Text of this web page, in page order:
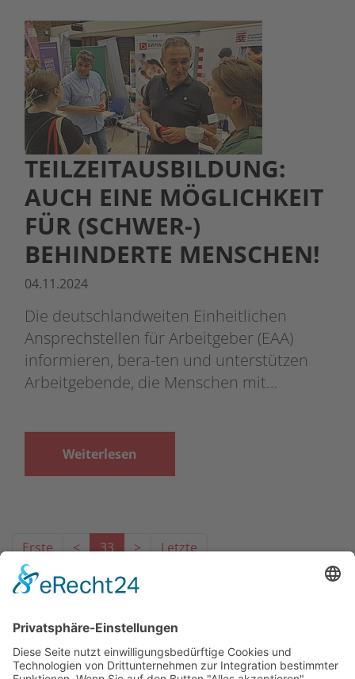
TEILZEITAUSBILDUNG:
AUCH EINE MÖGLICHKEIT
FÜR (SCHWER-)
BEHINDERTE MENSCHEN!
04.11.2024
Die deutschlandweiten Einheitlichen
Ansprechstellen für Arbeitgeber (EAA)
informieren, bera-ten und unterstützen
Arbeitgebende, die Menschen mit…
Weiterlesen
Erste < 33 > Letzte
Das Projekt zur Implementierung der Einheitlichen
Ansprechstellen für Arbeitgeber gemäß § 185a SGB IX in
Hessen wird gefördert aus Mitteln des LWV Hessen
Integrationsamtes. Das Projekt wird unter Einbindung